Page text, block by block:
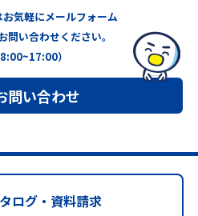
気軽にメールフォーム
問い合わせください。
8:00~17:00）
問い合わせ
ログ・資料請求